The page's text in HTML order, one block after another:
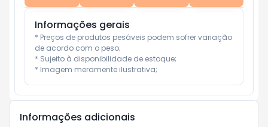
Informações gerais
* Preços de produtos pesáveis podem sofrer variação
de acordo com o peso;
* Sujeito à disponibilidade de estoque;
* Imagem meramente ilustrativa;
Informações adicionais